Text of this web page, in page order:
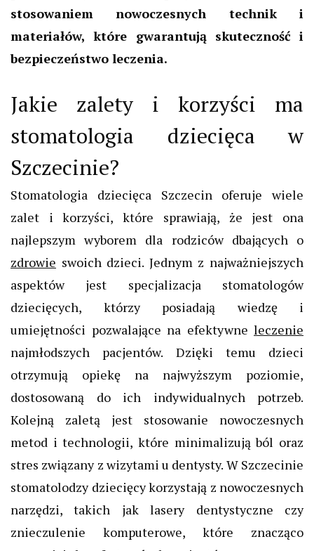
stosowaniem nowoczesnych technik i
materiałów, które gwarantują skuteczność i
bezpieczeństwo leczenia.
Jakie zalety i korzyści ma
stomatologia dziecięca w
Szczecinie?
Stomatologia dziecięca Szczecin oferuje wiele
zalet i korzyści, które sprawiają, że jest ona
najlepszym wyborem dla rodziców dbających o
zdrowie swoich dzieci. Jednym z najważniejszych
aspektów jest specjalizacja stomatologów
dziecięcych, którzy posiadają wiedzę i
umiejętności pozwalające na efektywne leczenie
najmłodszych pacjentów. Dzięki temu dzieci
otrzymują opiekę na najwyższym poziomie,
dostosowaną do ich indywidualnych potrzeb.
Kolejną zaletą jest stosowanie nowoczesnych
metod i technologii, które minimalizują ból oraz
stres związany z wizytami u dentysty. W Szczecinie
stomatolodzy dziecięcy korzystają z nowoczesnych
narzędzi, takich jak lasery dentystyczne czy
znieczulenie komputerowe, które znacząco